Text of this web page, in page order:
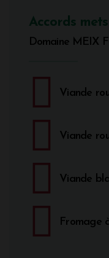
Accords
Domaine MEIX
Viande
Viande
Viande
Fromage